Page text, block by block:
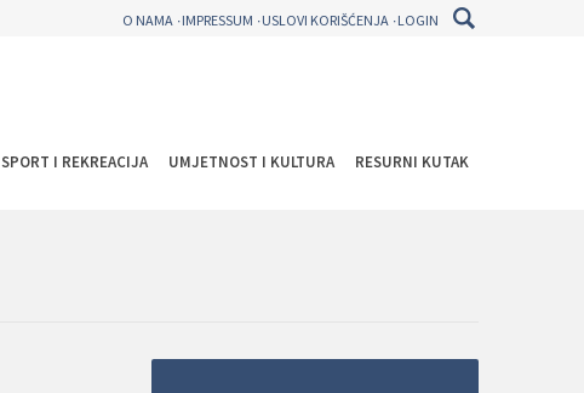
O NAMA IMPRESSUM USLOVI KORIŠĆENJA LOGIN
SPORT I REKREACIJA UMJETNOST I KULTURA RESURNI KUTAK